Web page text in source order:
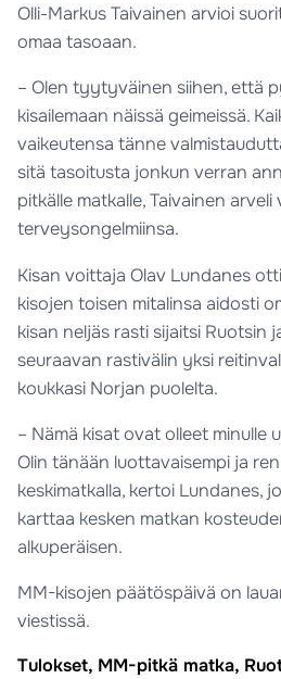
Olli-Markus Taivainen arvioi
omaa tasoaan.
– Olen tyytyväinen siihen, että
kisailemaan näissä geimeissä.
vaikeutensa tänne
sitä tasoitusta jonkun verran
pitkälle matkalle, Taivainen arveli
terveysongelmiinsa.
Kisan voittaja Olav Lundanes
kisojen toisen mitalinsa aidosti
kisan neljäs rasti sijaitsi Ruotsin
seuraavan rastivälin yksi
koukkasi Norjan puolelta.
– Nämä kisat ovat olleet minulle
Olin tänään luottavaisempi ja
keskimatkalla, kertoi Lundanes,
karttaa kesken matkan
alkuperäisen.
MM-kisojen päätöspäivä on
viestissä.
Tulokset, MM-pitkä matka,